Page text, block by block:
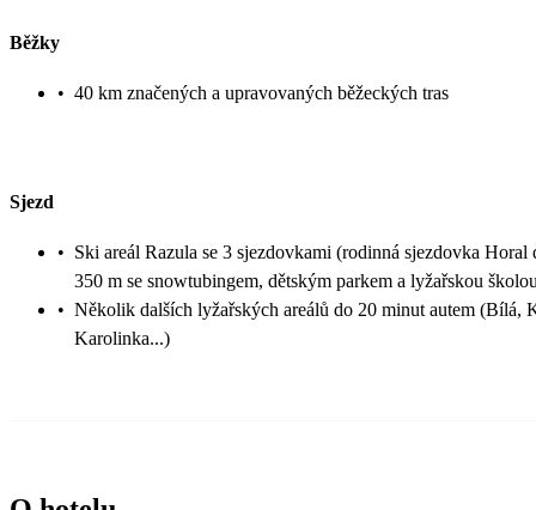
Běžky
• 40 km značených a upravovaných běžeckých tras
Sjezd
• Ski areál Razula se 3 sjezdovkami (rodinná sjezdovka Horal
350 m se snowtubingem, dětským parkem a lyžařskou
• Několik dalších lyžařských areálů do 20 minut autem (Bílá,
Karolinka...)